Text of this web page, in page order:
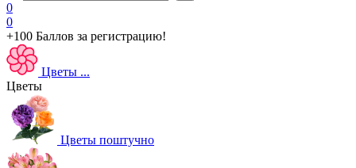
0
0
+100 Баллов за регистрацию!
Цветы ...
Цветы
Цветы поштучно